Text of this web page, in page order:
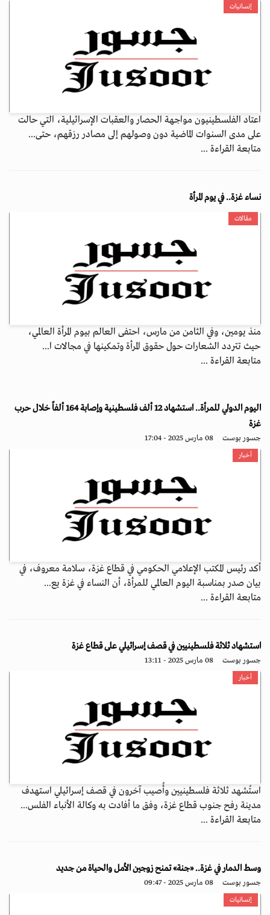
إنسانيات
اعتاد الفلسطينيون مواجهة الحصار والعقبات الإسرائيلية، التي حالت
على مدى السنوات الماضية دون وصولهم إلى مصادر رزقهم، حتى...
متابعة القراءة ...
نساء غزة.. في يوم المرأة
مقالات
منذ يومين، وفي الثامن من مارس، احتفى العالم بيوم المرأة العالمي،
حيث تتردد الشعارات حول حقوق المرأة وتمكينها في مجالات ا...
متابعة القراءة ...
اليوم الدولي للمرأة.. استشهاد 12 ألف فلسطينية وإصابة 164 ألفاً خلال حرب
غزة
جسور بوست 08 مارس 2025 - 17:04
أخبار
أكد رئيس المكتب الإعلامي الحكومي في قطاع غزة، سلامة معروف، في
بيان صدر بمناسبة اليوم العالمي للمرأة، أن النساء في غزة يع...
متابعة القراءة ...
استشهاد ثلاثة فلسطينيين في قصف إسرائيلي على قطاع غزة
جسور بوست 08 مارس 2025 - 13:11
أخبار
استُشهد ثلاثة فلسطينيين وأُصيب آخرون في قصف إسرائيلي استهدف
مدينة رفح جنوب قطاع غزة، وفق ما أفادت به وكالة الأنباء الفلس...
متابعة القراءة ...
وسط الدمار في غزة.. «جنة» تمنح زوجين الأمل والحياة من جديد
جسور بوست 08 مارس 2025 - 09:47
إنسانيات